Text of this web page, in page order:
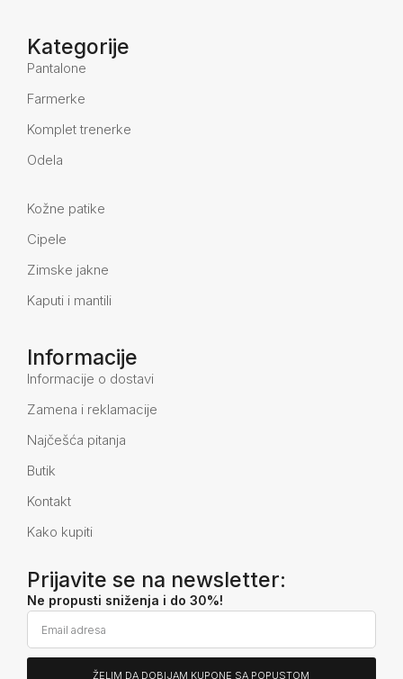
Kategorije
Pantalone
Farmerke
Komplet trenerke
Odela
Kožne patike
Cipele
Zimske jakne
Kaputi i mantili
Informacije
Informacije o dostavi
Zamena i reklamacije
Najčešća pitanja
Butik
Kontakt
Kako kupiti
Prijavite se na newsletter:
Ne propusti sniženja i do 30%!
ŽELIM DA DOBIJAM KUPONE SA POPUSTOM